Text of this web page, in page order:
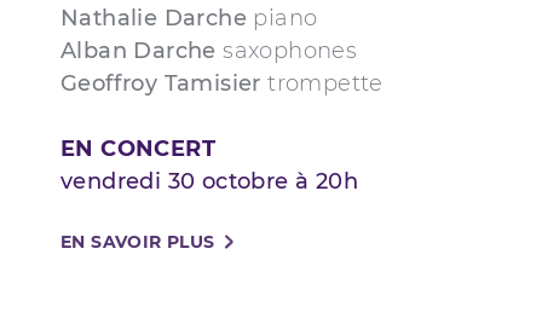
Nathalie Darche piano
Alban Darchesaxophones
Geoffroy Tamisiertrompette
EN CONCERT
vendredi 30 octobre à 20h
EN SAVOIR PLUS